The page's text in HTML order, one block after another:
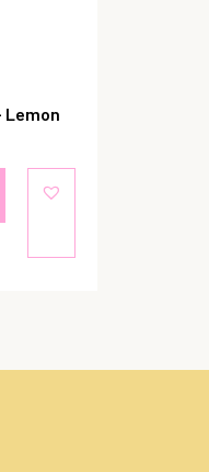
Lemon